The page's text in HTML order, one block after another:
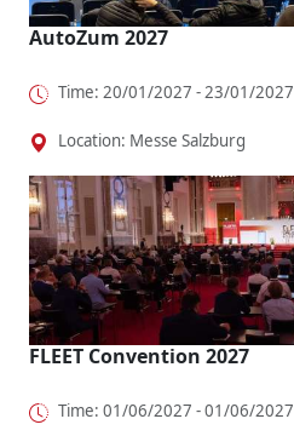
AutoZum 2027
Time: 20/01/2027 - 23/01/2027
Location: Messe Salzburg
FLEET Convention 2027
Time: 01/06/2027 - 01/06/2027